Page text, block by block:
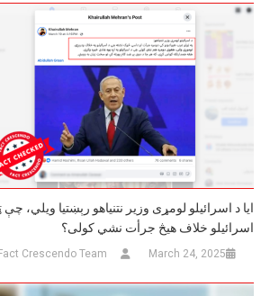
ایا د اسرائیلو لومړی وزیر نتنیاهو رېښتیا ویلي،
اسرائیلو خلاف هیڅ جرأت نشي کولی؟
March 24, 2025
Fact Crescendo Team